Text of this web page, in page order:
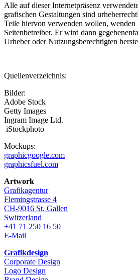
Alle auf dieser Internetpräsenz
grafischen Gestaltungen sind
Teile hiervon verwenden wollen, wenden
Seitenbetreiber. Er wird dann
Urheber oder Nutzungsberechtigten
Quellenverzeichnis:
Bilder:
Adobe Stock
Getty Images
Ingram Image Ltd.
iStockphoto
Mockups:
graphicgoogle.com
graphicsfuel.com
Artwork
Grafikagentur
Flemingstrasse 4
CH-9016 St. Gallen
Switzerland
+41 71 250 16 50
E-Mail
Grafikdesign
Corporate Design
Logo Design